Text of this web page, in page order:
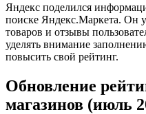
Яндекс поделился
поиске Яндекс.Маркета. Он
товаров и отзывы
уделять внимание
повысить свой рейтинг.
Обновление
магазинов (июль